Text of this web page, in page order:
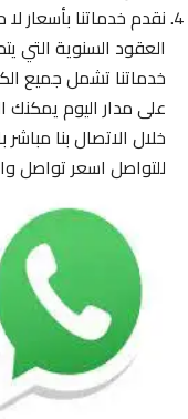
نقدم خدماتنا بأسعار لا
العقود السنوية التي يتم
خدماتنا تشمل جميع
على مدار اليوم يمكنك
خلال الاتصال بنا مباشر
للتواصل اسعر تواصل